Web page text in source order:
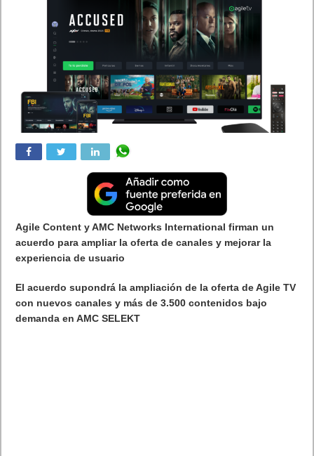
Agile Content y AMC Networks International firman un
acuerdo para ampliar la oferta de canales y mejorar la
experiencia de usuario
El acuerdo supondrá la ampliación de la oferta de Agile TV
con nuevos canales y más de 3.500 contenidos bajo
demanda en AMC SELEKT